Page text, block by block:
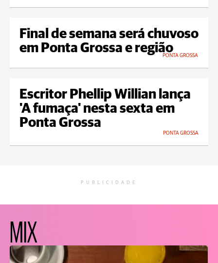
Final de semana será chuvoso
em Ponta Grossa e região
PONTA GROSSA
Escritor Phellip Willian lança
'A fumaça' nesta sexta em
Ponta Grossa
PONTA GROSSA
PUBLICIDADE
MIX